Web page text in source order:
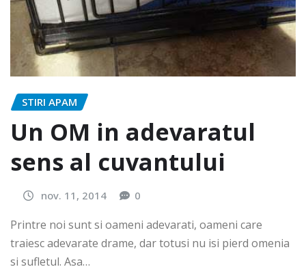
STIRI APAM
Un OM in adevaratul
sens al cuvantului
nov. 11, 2014 0
Printre noi sunt si oameni adevarati, oameni care
traiesc adevarate drame, dar totusi nu isi pierd omenia
si sufletul. Asa…